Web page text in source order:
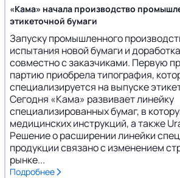
«Кама» начала производство
этикеточной бумаги
Запуску промышленного
испытания новой бумаги и
совместно с заказчиками. Первую
партию приобрела типография,
специализируется на выпуске
Сегодня «Кама» развивает линейку
специализированных бумаг, в
медицинских инструкций, а также
Решение о расширении линейки
продукции связано с изменением
рынке...
Подробнее